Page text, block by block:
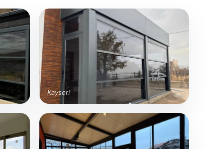
Kayseri